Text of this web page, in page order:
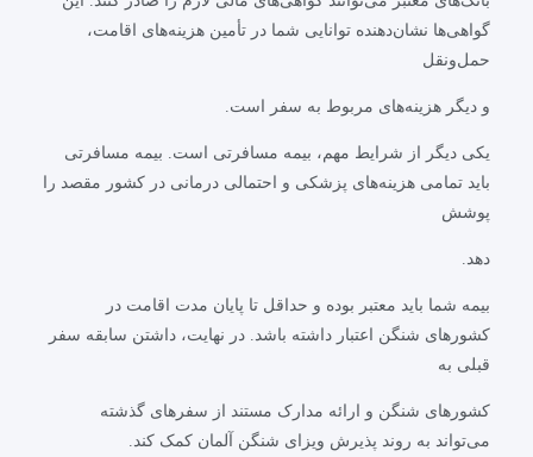
گواهی‌ها نشان‌دهنده توانایی شما در تأمین هزینه‌های اقامت،
حمل‌ونقل
و دیگر هزینه‌های مربوط به سفر است.
یکی دیگر از شرایط مهم، بیمه مسافرتی است. بیمه مسافرتی
باید تمامی هزینه‌های پزشکی و احتمالی درمانی در کشور مقصد را
پوشش
دهد.
بیمه شما باید معتبر بوده و حداقل تا پایان مدت اقامت در
کشورهای شنگن اعتبار داشته باشد. در نهایت، داشتن سابقه سفر
قبلی به
کشورهای شنگن و ارائه مدارک مستند از سفرهای گذشته
می‌تواند به روند پذیرش ویزای شنگن آلمان کمک کند.